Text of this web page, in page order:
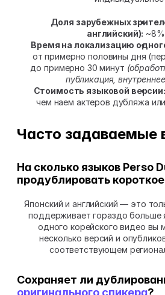
Доля зарубежных
английский):
Время на локализацию
от примерно половины дня
до примерно 30 минут
публикация,
Стоимость языковой версии:
чем наем актеров дубляжа
Часто задаваемые
На сколько языков Perso
продублировать
Японский и английский — это
поддерживает гораздо больше
одного корейского видео вы
несколько версий и
соответствующем
Сохраняет ли